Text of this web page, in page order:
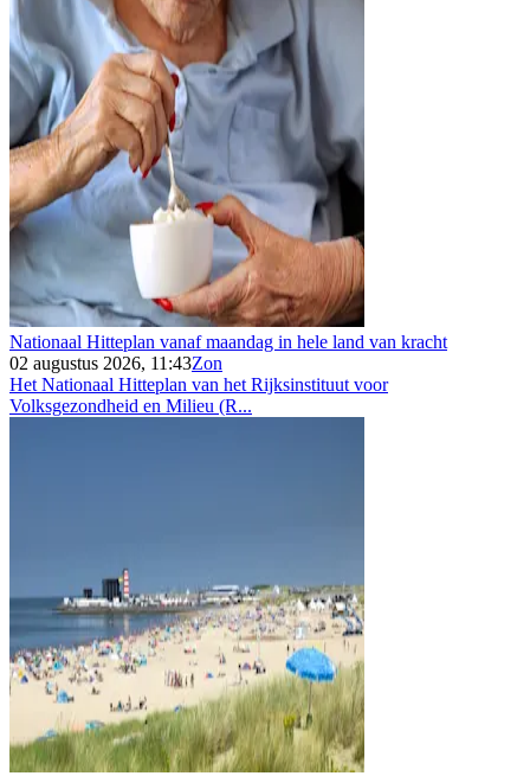
Nationaal Hitteplan vanaf maandag in hele land van kracht
02 augustus 2026, 11:43Zon
Het Nationaal Hitteplan van het Rijksinstituut voor
Volksgezondheid en Milieu (R...